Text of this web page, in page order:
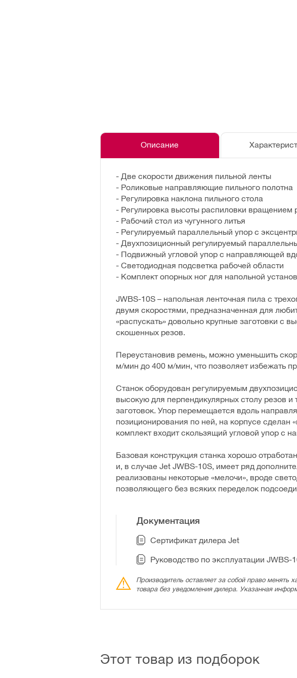
Описание
- Две скорости движения пильной ленты
- Роликовые направляющие пильного полотна
- Регулировка наклона пильного стола
- Регулировка высоты распиловки вращением
- Рабочий стол из чугунного литья
- Регулируемый параллельный упор с
- Двухпозиционный регулируемый
- Подвижный угловой упор с направляющей
- Светодиодная подсветка рабочей области
- Комплект опорных ног для напольной
JWBS-10S – напольная ленточная пила с
двумя скоростями, предназначенная для
«распускать» довольно крупные заготовки с
скошенных резов.
Переустановив ремень, можно уменьшить
м/мин до 400 м/мин, что позволяет избежать
Станок оборудован регулируемым
высокую для перпендикулярных столу резов
заготовок. Упор перемещается вдоль
позиционирования по ней, на корпусе сделан
комплект входит скользящий угловой упор с
Базовая конструкция станка хорошо
и, в случае Jet JWBS-10S, имеет ряд
реализованы некоторые «мелочи», вроде
позволяющего без всяких переделок
Документация
Сертификат дилера Jet
Руководство по эксплуатации JWBS-
Производитель оставляет за собой право менять
товара без уведомления дилера. Указанная
Этот товар из подборок